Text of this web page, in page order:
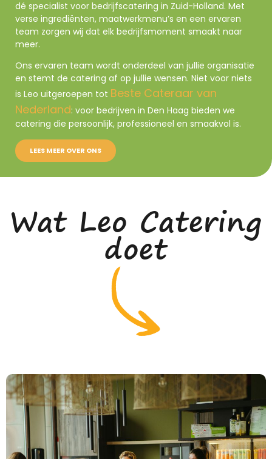
dé specialist voor bedrijfscatering in Zuid-Holland. Met
verse ingrediënten, maatwerkmenu’s en een ervaren
team zorgen wij dat elk bedrijfs­moment smaakt naar
meer.
Ons ervaren team wordt onderdeel van jullie organisatie
en stemt de catering af op jullie wensen. Niet voor niets
is Leo uitgeroepen tot Beste Cateraar van
Nederland: voor bedrijven in Den Haag bieden we
catering die persoonlijk, professioneel en smaakvol is.
LEES MEER OVER ONS
Wat Leo Catering
doet